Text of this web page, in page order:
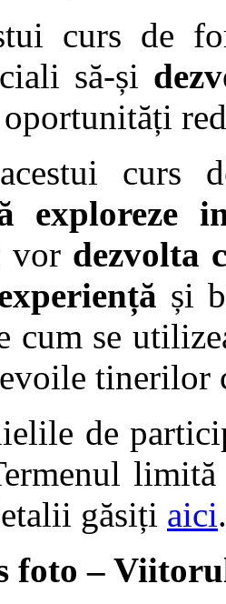
curs de
să-și
curs
exploreze
vor dezvolta
și
cum se
tinerilor
de
găsiți aici.
foto –